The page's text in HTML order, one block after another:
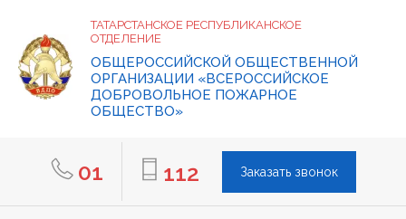
ТАТАРСТАНСКОЕ РЕСПУБЛИКАНСКОЕ
ОТДЕЛЕНИЕ
ОБЩЕРОССИЙСКОЙ ОБЩЕСТВЕННОЙ
ОРГАНИЗАЦИИ «ВСЕРОССИЙСКОЕ
ДОБРОВОЛЬНОЕ ПОЖАРНОЕ
ОБЩЕСТВО»
01 112 Заказать звонок